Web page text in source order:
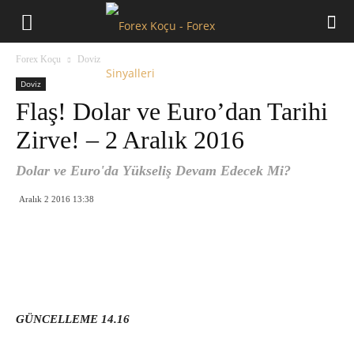
Forex Koçu Doviz
Doviz
Flaş! Dolar ve Euro’dan Tarihi
Zirve! – 2 Aralık 2016
Dolar ve Euro'da Yükseliş Devam Edecek Mi?
Aralık 2 2016 13:38
GÜNCELLEME 14.16